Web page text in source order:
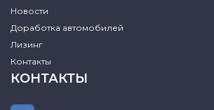
Новости
Доработка автомобилей
Лизинг
Контакты
КОНТАКТЫ